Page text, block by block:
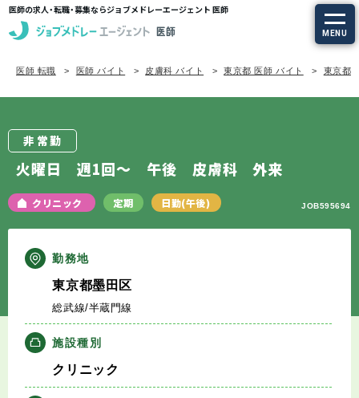
医師の求人・転職・募集ならジョブメドレーエージェント 医師
MENU
求人を探す
定期非常勤の求人
特集から探す
エージェントサービス
エージェントサービスTOP
サービスの流れ
キャリアアドバイザー紹介
医師 転職 医師 バイト 皮膚科 バイト 東京都 医師 バイト 東京都/
非常勤
火曜日 週1回～ 午後 皮膚科 外来
クリニック 定期 日勤(午後) JOB595694
勤務地
東京都墨田区
総武線/半蔵門線
施設種別
クリニック